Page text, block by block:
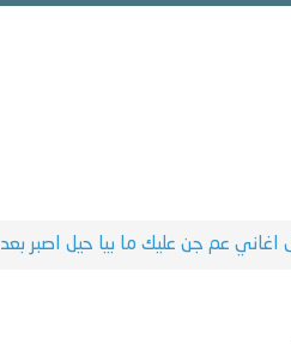
اغاني عم جن عليك ما بيا حيل اصبر